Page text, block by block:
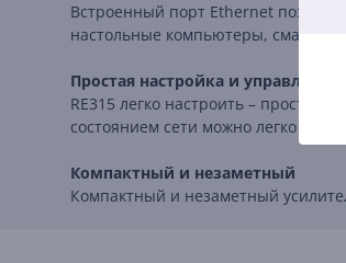
Встроенный порт Ethernet
настольные компьютеры, смарт-
Простая настройка и управление
RE315 легко настроить – просто
состоянием сети можно легко
Компактный и незаметный
Компактный и незаметный